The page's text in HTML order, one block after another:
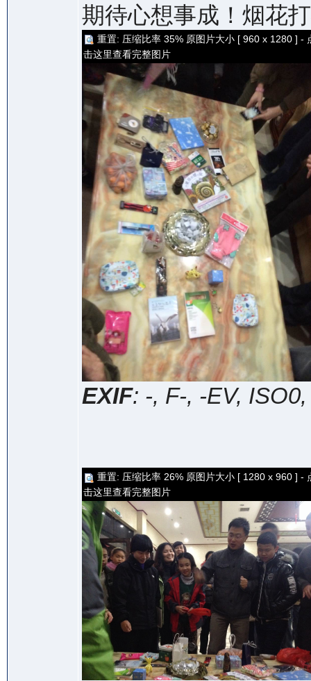
期待心想事成！烟花
重置: 压缩比率 35% 原图片大小 [ 960 x 1280 ] -
击这里查看完整图片
EXIF: -, F-, -EV,
重置: 压缩比率 26% 原图片大小 [ 1280 x 960 ] -
击这里查看完整图片